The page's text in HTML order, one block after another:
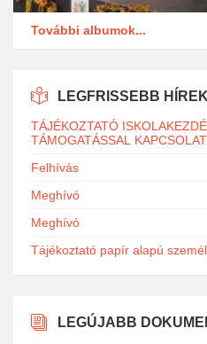
További albumok...
LEGFRISSEBB HÍREK
TÁJÉKOZTATÓ
TÁMOGATÁSSAL
Felhívás
Meghívó
Meghívó
Tájékoztató papír alapú
LEGÚJABB